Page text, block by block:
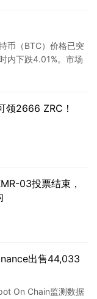
being much
character
币（BTC）价格已突
内下跌4.01%。市场
领2666 ZRC！
03投票结束，
出售44,033
On Chain监测数据